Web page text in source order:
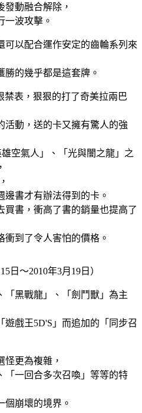
發動融合解除，
一波攻擊。
可以配合運作安定的齒輪系列來
勝的幾乎都是這套牌。
禁表，狠狠的打了奇美拉兩巴
活動，送的卡又擁有驚人的強
空氣人」、「光與闇之龍」之
邊書才有辦法得到的卡。
買書，衝高了書的銷量也提高了
到了令人害怕的價格。
日～2010年3月19日）
「黑戰龍」、「劍鬥獸」為主
遊戲王5D'S」而追加的「同步召
怪更為複雜，
「一回合多次召喚」等等的特
個崩壞的境界。